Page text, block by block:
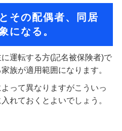
その配偶者、同居
になる。
運転する方(記名被保険者)で
族が適用範囲になります。
って異なりますがこういっ
れておくとよいでしょう。